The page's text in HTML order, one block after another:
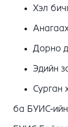
Хэл
Дорно
Эдийн
Сурган
ба БУИС-